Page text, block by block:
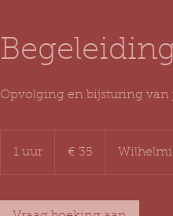
Opvolging en bijsturing
1 uur € 35